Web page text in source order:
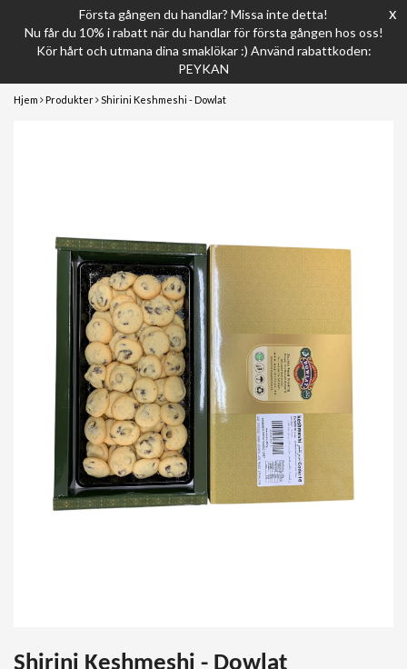
x
Första gången du handlar? Missa inte detta!
Nu får du 10% i rabatt när du handlar för första gången hos oss!
Kör hårt och utmana dina smaklökar :) Använd rabattkoden:
PEYKAN
Hjem Produkter Shirini Keshmeshi - Dowlat
Shirini Keshmeshi - Dowlat